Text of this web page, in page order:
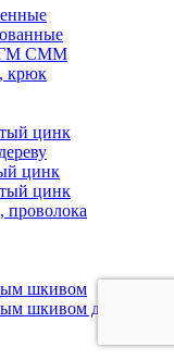
СММ
крюк
цинк
цинк
цинк
проволока
шкивом
шкивом двойные